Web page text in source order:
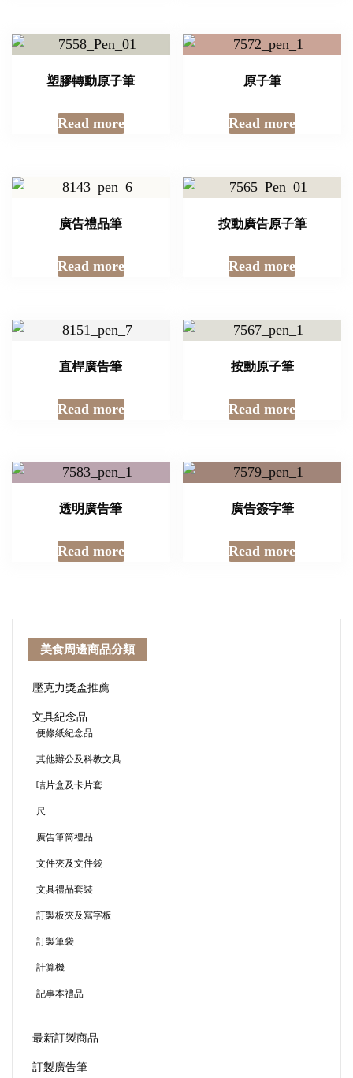
塑膠轉動原子筆
Read more
原子筆
Read more
廣告禮品筆
Read more
按動廣告原子筆
Read more
直桿廣告筆
Read more
按動原子筆
Read more
透明廣告筆
Read more
廣告簽字筆
Read more
美食周邊商品分類
壓克力獎盃推薦
文具紀念品
便條紙紀念品
其他辦公及科教文具
咭片盒及卡片套
尺
廣告筆筒禮品
文件夾及文件袋
文具禮品套裝
訂製板夾及寫字板
訂製筆袋
計算機
記事本禮品
最新訂製商品
訂製廣告筆